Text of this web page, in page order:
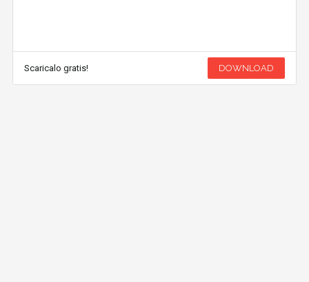
Scaricalo gratis! DOWNLOAD